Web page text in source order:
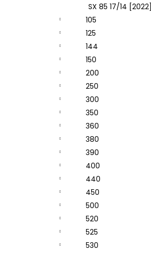
SX 85 17/14 [2022]
105
125
144
150
200
250
300
350
360
380
390
400
440
450
500
520
525
530